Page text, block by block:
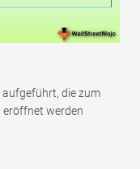
aufgeführt, die zum
eröffnet werden